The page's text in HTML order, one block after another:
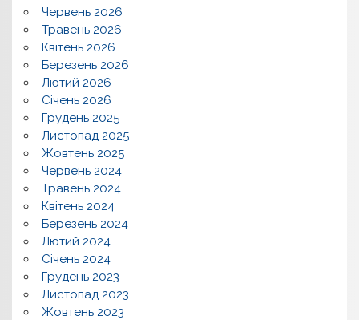
Червень 2026
Травень 2026
Квітень 2026
Березень 2026
Лютий 2026
Січень 2026
Грудень 2025
Листопад 2025
Жовтень 2025
Червень 2024
Травень 2024
Квітень 2024
Березень 2024
Лютий 2024
Січень 2024
Грудень 2023
Листопад 2023
Жовтень 2023